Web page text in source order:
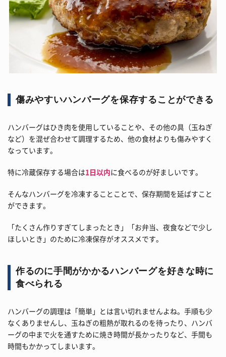
傷みやすいハンバーグを保存することができる
ハンバーグはひき肉を使用していることや、その他の具（玉ねぎ
など）を混ぜ合わせて調理するため、他の食材よりも傷みやすく
なっています。
特に冷蔵保存する場合は1日以内に食べるのが好ましいです。
そんなハンバーグを冷凍することことで、保存期間を延ばすこと
ができます。
「たくさん作りすぎてしまったとき」「お弁当、夜食などで少し
ほしいとき」のために冷凍保存がオススメです。
作るのに手間がかかるハンバーグを好きな時に
食べられる
ハンバーグの調理は「簡単」とは言い切れませんよね。手順も少
なくありませんし、玉ねぎの粗熱が取れるのを待ったり、ハンバ
ーグの中まで火を通すために焼き時間が長かったりなど、手間も
時間もかかってしまいます。